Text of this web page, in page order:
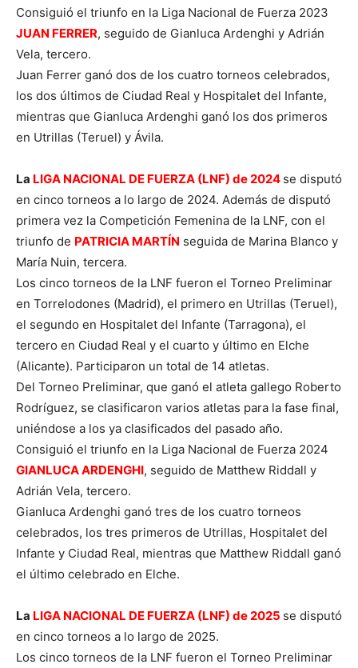
Consiguió el triunfo en la Liga Nacional de Fuerza 2023
JUAN FERRER, seguido de Gianluca Ardenghi y Adrián
Vela, tercero.
Juan Ferrer ganó dos de los cuatro torneos celebrados,
los dos últimos de Ciudad Real y Hospitalet del Infante,
mientras que Gianluca Ardenghi ganó los dos primeros
en Utrillas (Teruel) y Ávila.
La LIGA NACIONAL DE FUERZA (LNF) de 2024 se disputó
en cinco torneos a lo largo de 2024. Además de disputó
primera vez la Competición Femenina de la LNF, con el
triunfo de PATRICIA MARTÍN seguida de Marina Blanco y
María Nuin, tercera.
Los cinco torneos de la LNF fueron el Torneo Preliminar
en Torrelodones (Madrid), el primero en Utrillas (Teruel),
el segundo en Hospitalet del Infante (Tarragona), el
tercero en Ciudad Real y el cuarto y último en Elche
(Alicante). Participaron un total de 14 atletas.
Del Torneo Preliminar, que ganó el atleta gallego Roberto
Rodríguez, se clasificaron varios atletas para la fase final,
uniéndose a los ya clasificados del pasado año.
Consiguió el triunfo en la Liga Nacional de Fuerza 2024
GIANLUCA ARDENGHI, seguido de Matthew Riddall y
Adrián Vela, tercero.
Gianluca Ardenghi ganó tres de los cuatro torneos
celebrados, los tres primeros de Utrillas, Hospitalet del
Infante y Ciudad Real, mientras que Matthew Riddall ganó
el último celebrado en Elche.
La LIGA NACIONAL DE FUERZA (LNF) de 2025 se disputó
en cinco torneos a lo largo de 2025.
Los cinco torneos de la LNF fueron el Torneo Preliminar